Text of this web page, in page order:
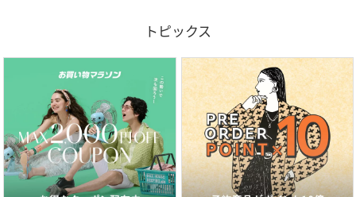
トピックス